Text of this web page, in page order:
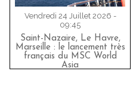
Vendredi 24 Juillet 2026 -
09:45
Saint-Nazaire, Le Havre,
Marseille : le lancement très
français du MSC World
Asia